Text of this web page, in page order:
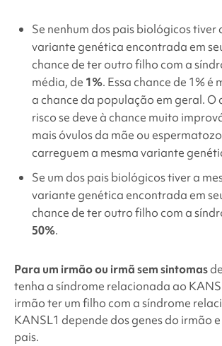
Se nenhum dos pais biológicos tiver
variante genética encontrada em
chance de ter outro filho com a
média, de 1%. Essa chance de 1% é
a chance da população em geral. O
risco se deve à chance muito
mais óvulos da mãe ou
carreguem a mesma variante
Se um dos pais biológicos tiver a
variante genética encontrada em
chance de ter outro filho com a
50%.
Para um irmão ou irmã sem sintomas
tenha a síndrome relacionada ao
irmão ter um filho com a síndrome
KANSL1 depende dos genes do irmão
pais.